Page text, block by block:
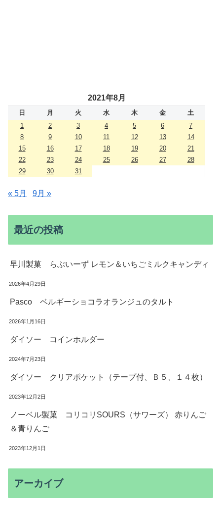
2021年8月
日 月 火 水 木 金
土
1
2 3 4 5 6
7
8
9 10 11 12 13
14
15
16 17 18 19 20
21
22
23 24 25 26 27
28
29
30 31
« 5月 9月 »
最近の投稿
早川製菓 らぶいーず レモン＆いちごミルクキャンディ
2026年4月29日
Pasco ベルギーショコラオランジュのタルト
2026年1月16日
ダイソー コインホルダー
2024年7月23日
ダイソー クリアポケット（テープ付、Ｂ５、１４枚）
2023年12月2日
ノーベル製菓 コリコリSOURS（サワーズ） 赤りんご
＆青りんご
2023年12月1日
アーカイブ